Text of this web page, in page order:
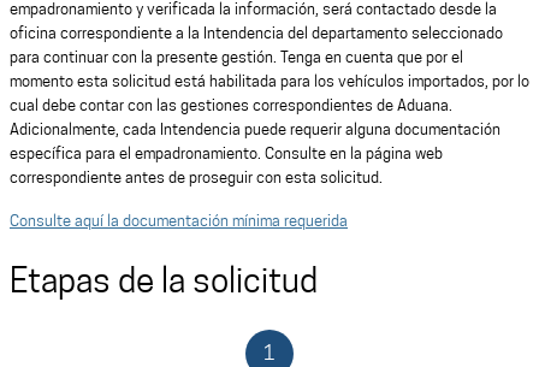
empadronamiento y verificada la información, será contactado desde la
oficina correspondiente a la Intendencia del departamento seleccionado
para continuar con la presente gestión. Tenga en cuenta que por el
momento esta solicitud está habilitada para los vehículos importados, por lo
cual debe contar con las gestiones correspondientes de Aduana.
Adicionalmente, cada Intendencia puede requerir alguna documentación
específica para el empadronamiento. Consulte en la página web
correspondiente antes de proseguir con esta solicitud.
Consulte aquí la documentación mínima requerida
Etapas de la solicitud
1